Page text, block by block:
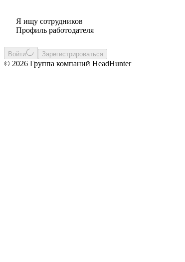
Я ищу сотрудников
Профиль работодателя
Войти Зарегистрироваться
© 2026 Группа компаний HeadHunter